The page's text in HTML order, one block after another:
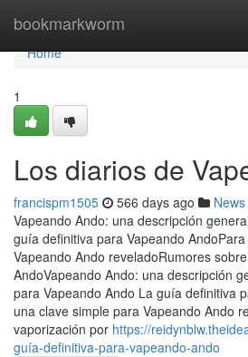
bookmarkworm
Home
Home
1
Los diarios de
francispm1505 566 days ago News
Vapeando Ando: una descripción
guía definitiva para Vapeando
Vapeando Ando reveladoRumores
AndoVapeando Ando: una descripción
para Vapeando Ando La guía definitiva
una clave simple para Vapeando Ando
vaporización por https://
guía-definitiva-para-vapeando-ando